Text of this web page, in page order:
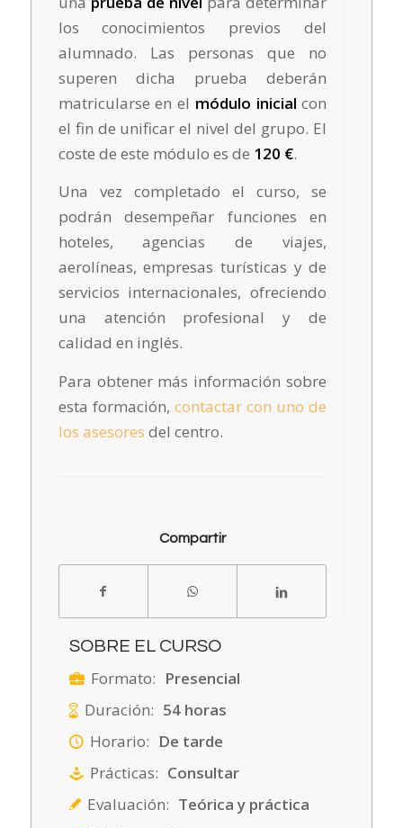
los conocimientos previos del
alumnado. Las personas que no
superen dicha prueba deberán
matricularse en el módulo inicial con
el fin de unificar el nivel del grupo. El
coste de este módulo es de 120 €.
Una vez completado el curso, se
podrán desempeñar funciones en
hoteles, agencias de viajes,
aerolíneas, empresas turísticas y de
servicios internacionales, ofreciendo
una atención profesional y de
calidad en inglés.
Para obtener más información sobre
esta formación, contactar con uno de
los asesores del centro.
Compartir
SOBRE EL CURSO
Formato: Presencial
Duración: 54 horas
Horario: De tarde
Prácticas: Consultar
Evaluación: Teórica y práctica